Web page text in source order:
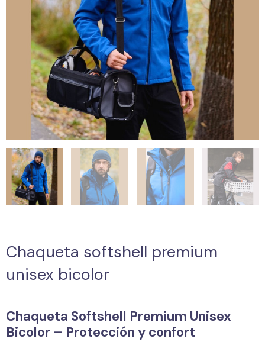
Chaqueta softshell premium
unisex bicolor
Chaqueta Softshell Premium Unisex
Bicolor – Protección y confort